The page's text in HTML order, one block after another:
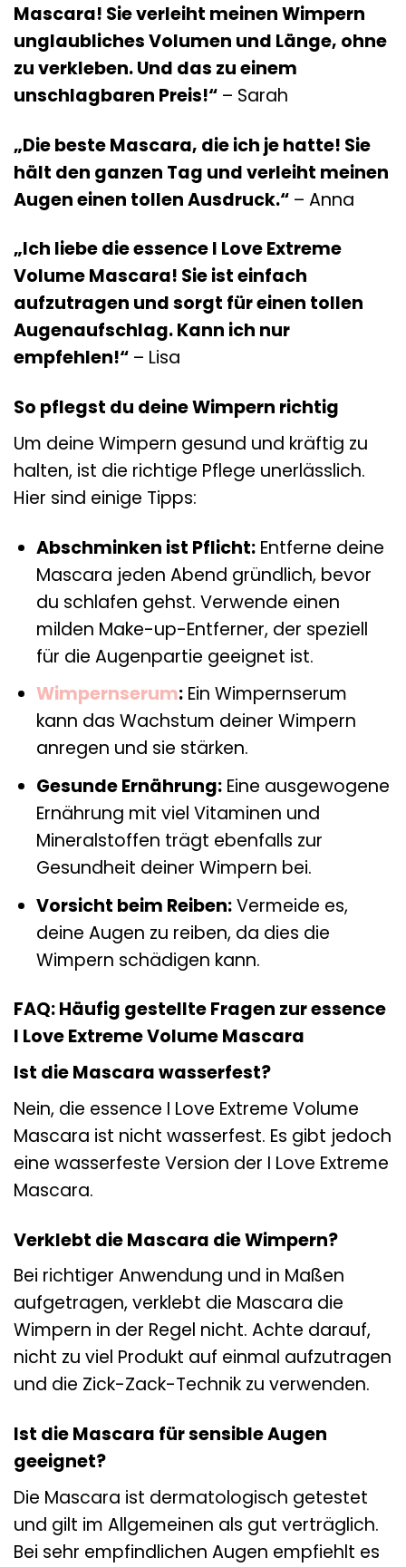
Mascara! Sie verleiht meinen Wimpern
unglaubliches Volumen und Länge, ohne
zu verkleben. Und das zu einem
unschlagbaren Preis!“ – Sarah
„Die beste Mascara, die ich je hatte! Sie
hält den ganzen Tag und verleiht meinen
Augen einen tollen Ausdruck.“ – Anna
„Ich liebe die essence I Love Extreme
Volume Mascara! Sie ist einfach
aufzutragen und sorgt für einen tollen
Augenaufschlag. Kann ich nur
empfehlen!“ – Lisa
So pflegst du deine Wimpern richtig
Um deine Wimpern gesund und kräftig zu
halten, ist die richtige Pflege unerlässlich.
Hier sind einige Tipps:
Abschminken ist Pflicht:Entferne deine
Mascara jeden Abend gründlich, bevor
du schlafen gehst. Verwende einen
milden Make-up-Entferner, der speziell
für die Augenpartie geeignet ist.
Wimpernserum:Ein Wimpernserum
kann das Wachstum deiner Wimpern
anregen und sie stärken.
Gesunde Ernährung:Eine ausgewogene
Ernährung mit viel Vitaminen und
Mineralstoffen trägt ebenfalls zur
Gesundheit deiner Wimpern bei.
Vorsicht beim Reiben:Vermeide es,
deine Augen zu reiben, da dies die
Wimpern schädigen kann.
FAQ: Häufig gestellte Fragen zur essence
I Love Extreme Volume Mascara
Ist die Mascara wasserfest?
Nein, die essence I Love Extreme Volume
Mascara ist nicht wasserfest. Es gibt jedoch
eine wasserfeste Version der I Love Extreme
Mascara.
Verklebt die Mascara die Wimpern?
Bei richtiger Anwendung und in Maßen
aufgetragen, verklebt die Mascara die
Wimpern in der Regel nicht. Achte darauf,
nicht zu viel Produkt auf einmal aufzutragen
und die Zick-Zack-Technik zu verwenden.
Ist die Mascara für sensible Augen
geeignet?
Die Mascara ist dermatologisch getestet
und gilt im Allgemeinen als gut verträglich.
Bei sehr empfindlichen Augen empfiehlt es